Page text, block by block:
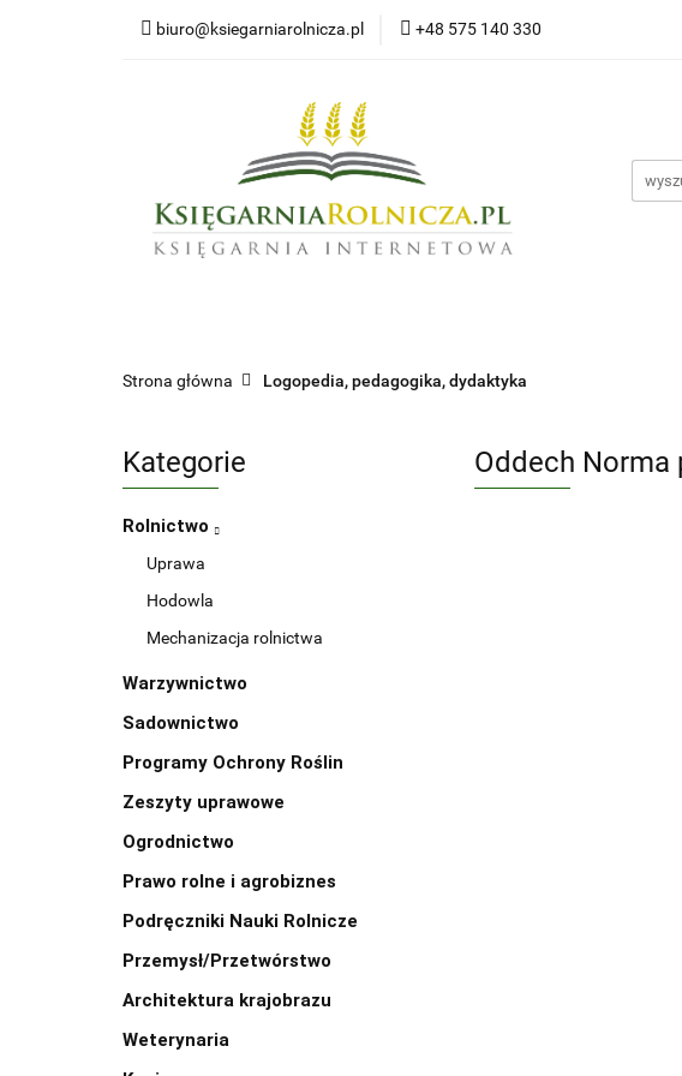
biuro@ksiegarniarolnicza.pl +48 575 140 330
Strona główna Logopedia, pedagogika, dydaktyka
Kategorie
Rolnictwo
Uprawa
Hodowla
Mechanizacja rolnictwa
Warzywnictwo
Sadownictwo
Programy Ochrony Roślin
Zeszyty uprawowe
Ogrodnictwo
Prawo rolne i agrobiznes
Podręczniki Nauki Rolnicze
Przemysł/Przetwórstwo
Architektura krajobrazu
Weterynaria
Oddech Norma